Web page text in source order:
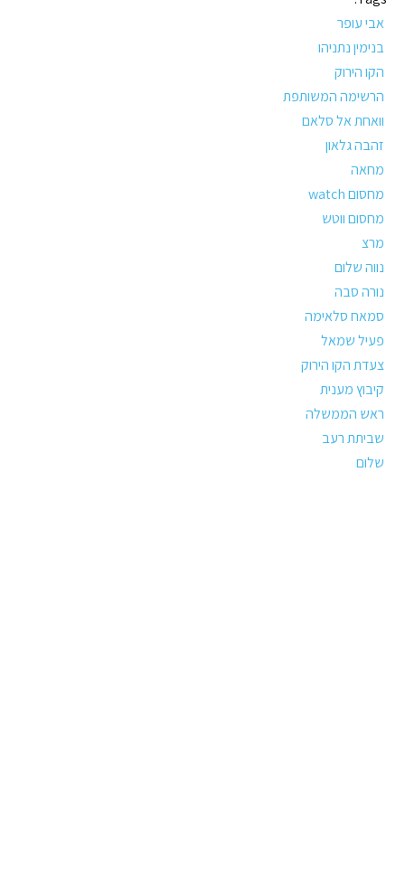
אבי עופר
בנימין נתניהו
הקו הירוק
הרשימה המשותפת
וואחת אל סלאם
זהבה גלאון
מחאה
מחסום watch
מחסום ווטש
מרצ
נווה שלום
נורה סבה
סמאח סלאימה
פעיל שמאל
צעדת הקו הירוק
קיבוץ מענית
ראש הממשלה
שביתת רעב
שלום